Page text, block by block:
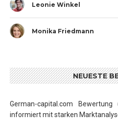
Leonie Winkel
Monika Friedmann
NEUESTE
German-capital.com
informiert mit starken